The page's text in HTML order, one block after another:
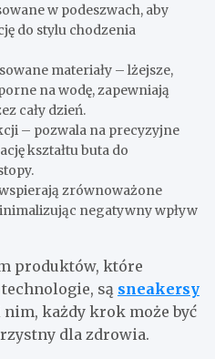
w podeszwach, aby
do stylu chodzenia
materiały – lżejsze,
na wodę, zapewniają
cały dzień.
– pozwala na precyzyjne
kształtu buta do
zrównoważone
negatywny wpływ
produktów, które
są sneakersy
nim, każdy krok może być
dla zdrowia.